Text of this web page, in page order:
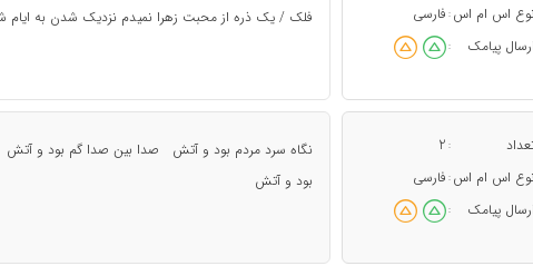
نوع اس ام اس : فارسی
ارسال پیامک
:
فلک / یک ذره از محبت زهرا نمیدم نزدیک شدن به ایام
:
2
نوع اس ام اس : فارسی
ارسال پیامک
:
نگاه سرد مردم بود و آتش صدا بین صدا گم بود و
بود و آتش